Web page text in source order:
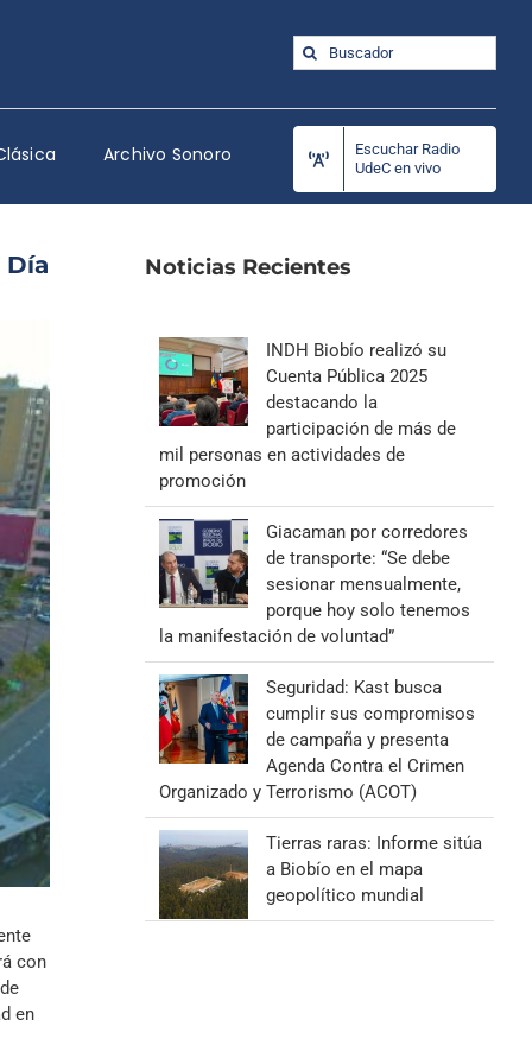
Buscar:
Archivo Sonoro
Escuchar Radio
UdeC en vivo
con
en
Noticias Recientes
INDH Biobío realizó su
Cuenta Pública 2025
destacando la
participación de más de
mil personas en actividades de
promoción
Giacaman por corredores
de transporte: “Se debe
sesionar mensualmente,
porque hoy solo tenemos
la manifestación de voluntad”
Seguridad: Kast busca
cumplir sus compromisos
de campaña y presenta
Agenda Contra el Crimen
Organizado y Terrorismo (ACOT)
Tierras raras: Informe sitúa
a Biobío en el mapa
geopolítico mundial